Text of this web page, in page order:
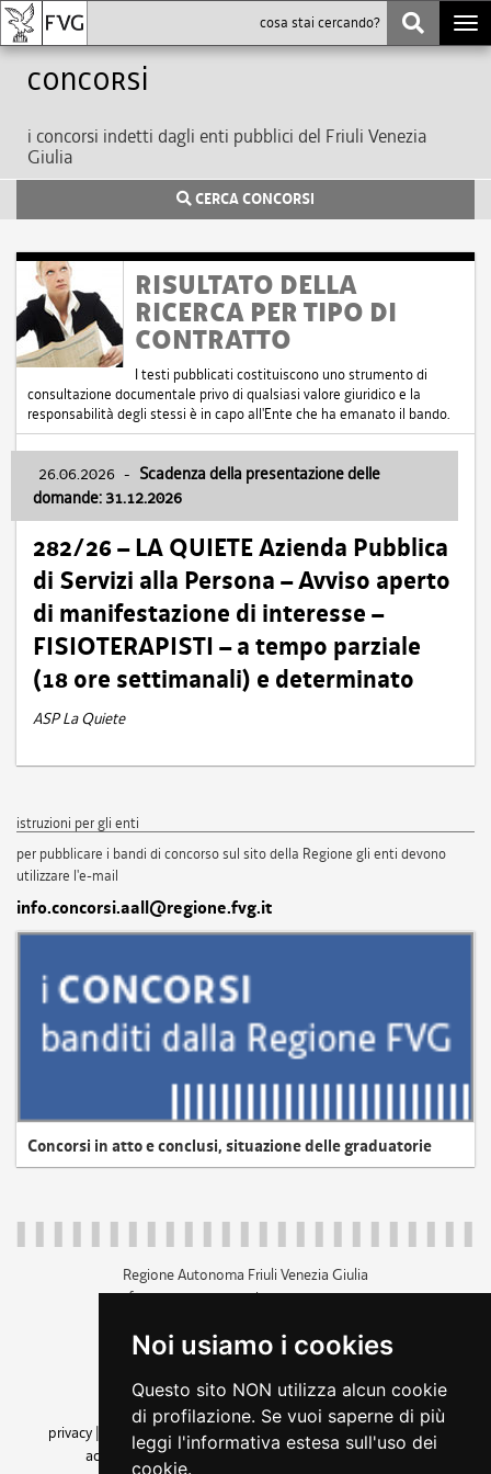
Noi usiamo i cookies
Questo sito NON utilizza alcun cookie
di profilazione. Se vuoi saperne di più
leggi l'informativa estesa sull'uso dei
cookie.
Concorsi
i concorsi indetti dagli enti pubblici del Friuli Venezia
Giulia
CERCA CONCORSI
RISULTATO DELLA
RICERCA PER TIPO DI
CONTRATTO
I testi pubblicati costituiscono uno strumento di
consultazione documentale privo di qualsiasi valore giuridico e la
responsabilità degli stessi è in capo all'Ente che ha emanato il bando.
26.06.2026 - Scadenza della presentazione delle
domande: 31.12.2026
282/26 – LA QUIETE Azienda Pubblica
di Servizi alla Persona – Avviso aperto
di manifestazione di interesse –
FISIOTERAPISTI – a tempo parziale
(18 ore settimanali) e determinato
ASP La Quiete
istruzioni per gli enti
per pubblicare i bandi di concorso sul sito della Regione gli enti devono
utilizzare l'e-mail
info.concorsi.aall@regione.fvg.it
Concorsi in atto e conclusi, situazione delle graduatorie
Regione Autonoma Friuli Venezia Giulia
c.f. 80014930327; p.iva 00526040324
+39 040 3771111
amministrazione trasparente
privacy
cookie |note legali accessibilità
dichiarazione di
accessibilità| feedback cambio preferenze cookie